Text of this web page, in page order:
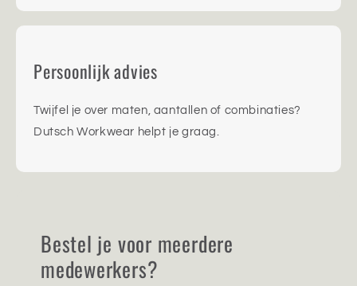
Persoonlijk advies
Twijfel je over maten, aantallen of combinaties?
Dutsch Workwear helpt je graag.
Bestel je voor meerdere
medewerkers?